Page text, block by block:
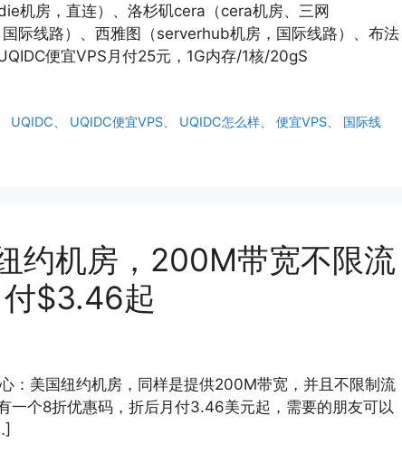
机房，直连）、洛杉矶cera（cera机房、三网
际线路）、西雅图（serverhub机房，国际线路）、布法
便宜VPS月付25元，1G内存/1核/20gS
UQIDC、 UQIDC便宜VPS、 UQIDC怎么样、便宜VPS、 国际线
约机房，200M带宽不限流
$3.46起
：美国纽约机房，同样是提供200M带宽，并且不限制流
一个8折优惠码，折后月付3.46美元起，需要的朋友可以